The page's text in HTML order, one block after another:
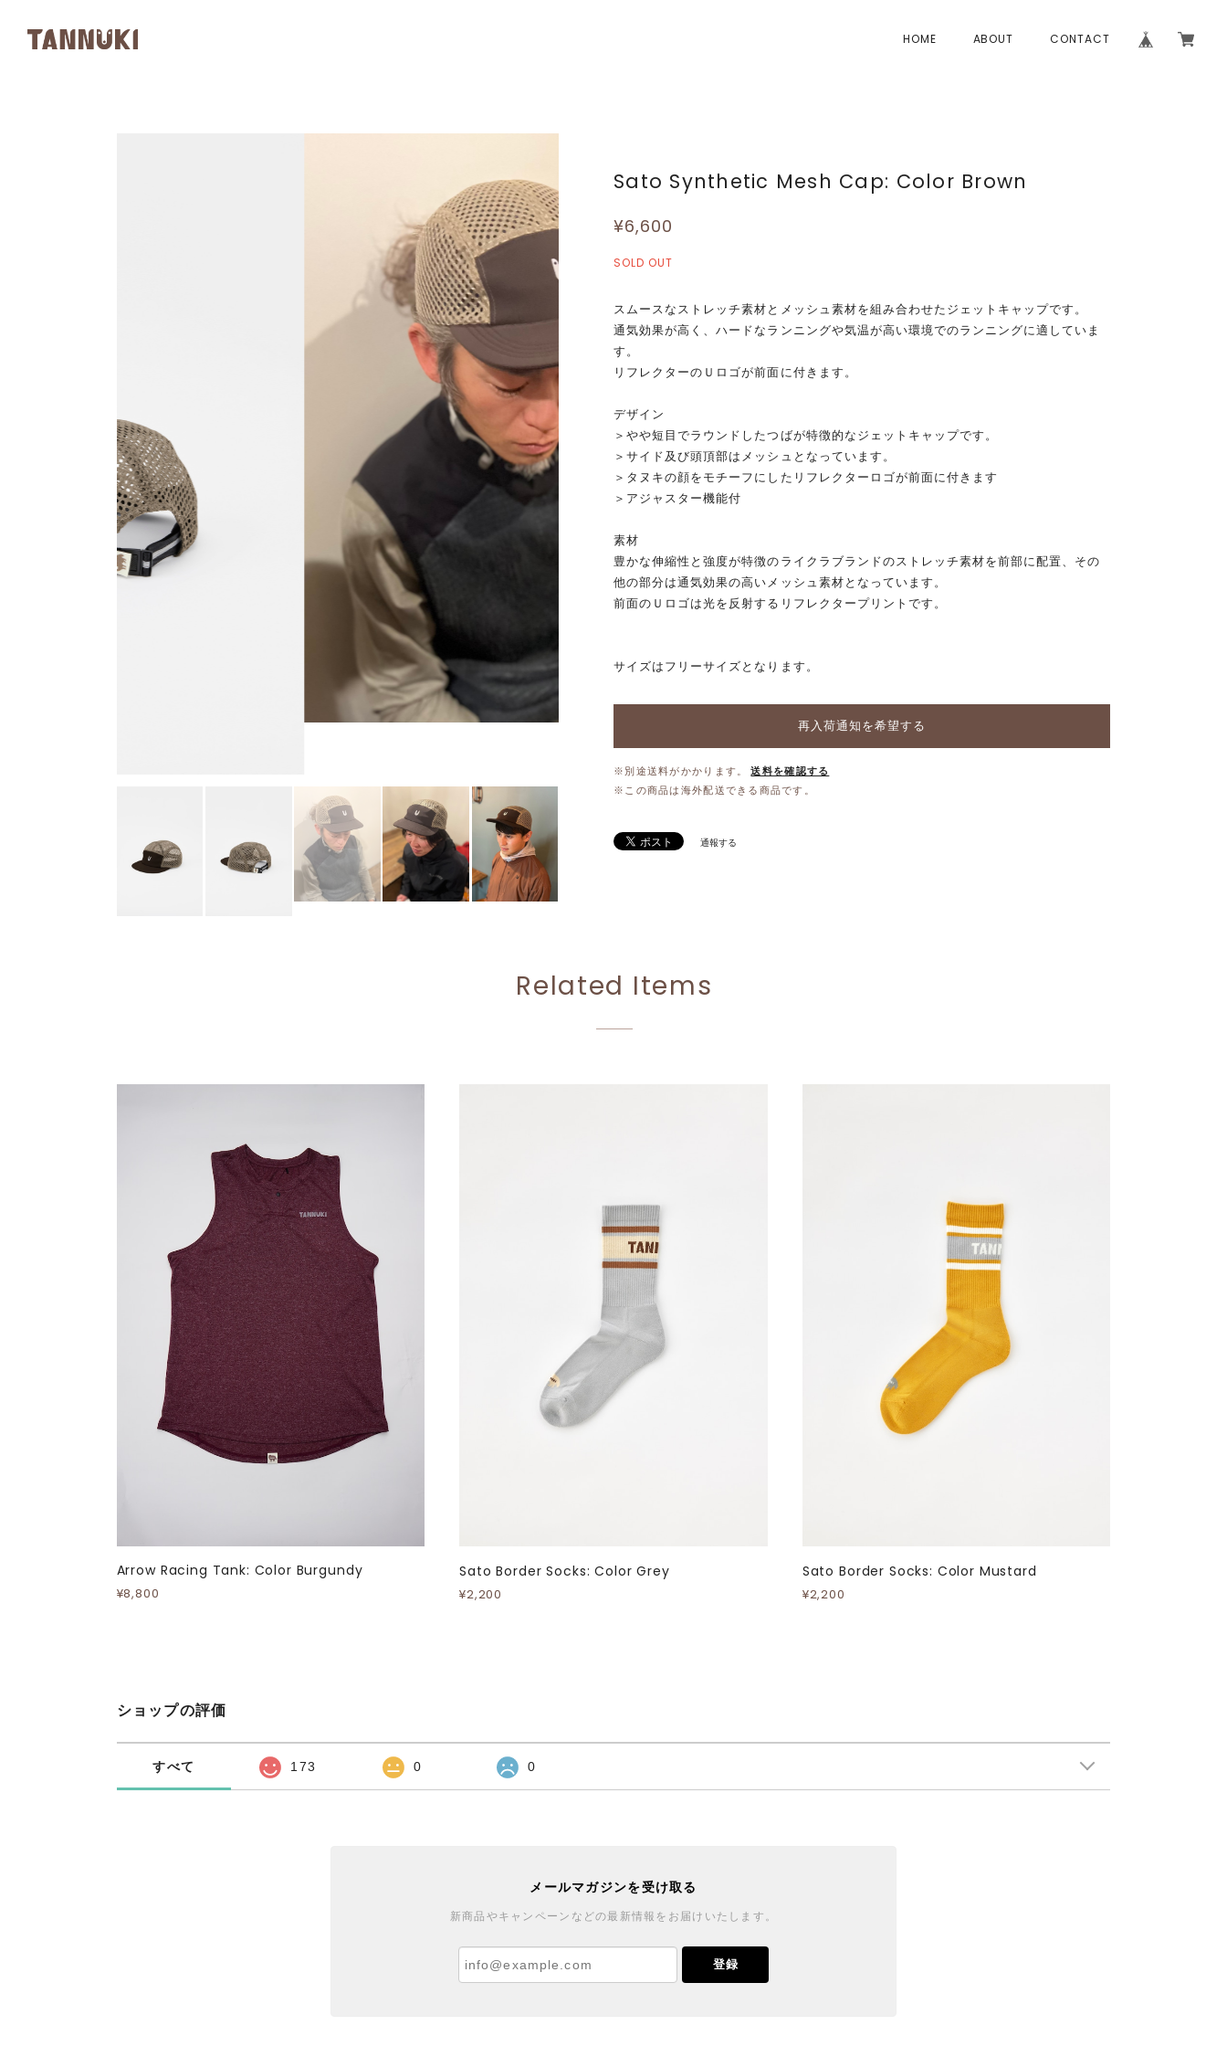
HOME ABOUT CONTACT
Sato Synthetic Mesh Cap: Color Brown
¥6,600
SOLD OUT
スムースなストレッチ素材とメッシュ素材を組み合わせたジェットキャップです。
通気効果が高く、ハードなランニングや気温が高い環境でのランニングに適していま
す。
リフレクターのＵロゴが前面に付きます。
デザイン
＞やや短目でラウンドしたつばが特徴的なジェットキャップです。
＞サイド及び頭頂部はメッシュとなっています。
＞タヌキの顔をモチーフにしたリフレクターロゴが前面に付きます
＞アジャスター機能付
素材
豊かな伸縮性と強度が特徴のライクラブランドのストレッチ素材を前部に配置、その
他の部分は通気効果の高いメッシュ素材となっています。
前面のＵロゴは光を反射するリフレクタープリントです。
サイズはフリーサイズとなります。
再入荷通知を希望する
※別途送料がかかります。
送料を確認する
※この商品は海外配送できる商品です。
通報する
Related Items
¥2,200 ¥2,200